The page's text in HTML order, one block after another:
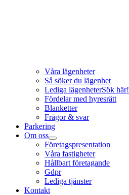
Våra lägenheter
Så söker du lägenhet
Lediga lägenheterSök här!
Fördelar med hyresrätt
Blanketter
Frågor & svar
Parkering
Om oss
Företagspresentation
Våra fastigheter
Hållbart företagande
Gdpr
Lediga tjänster
Kontakt